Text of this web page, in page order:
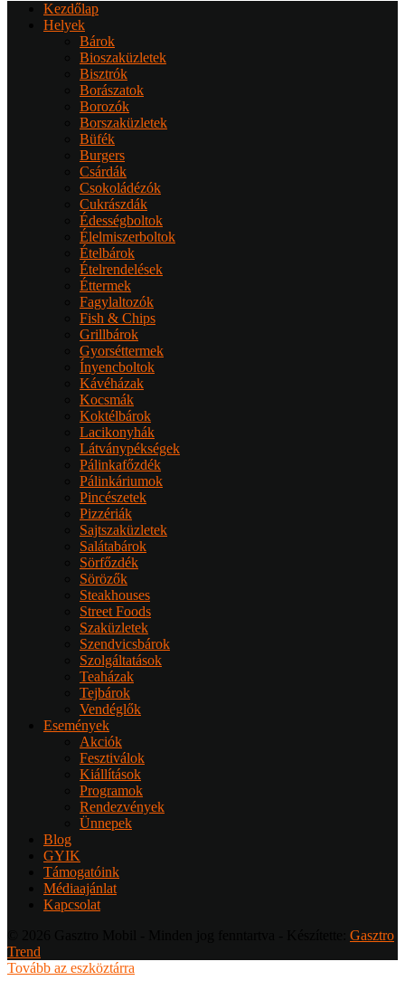
Kezdőlap
Helyek
Bárok
Bioszaküzletek
Bisztrók
Borászatok
Borozók
Borszaküzletek
Büfék
Burgers
Csárdák
Csokoládézók
Cukrászdák
Édességboltok
Élelmiszerboltok
Ételbárok
Ételrendelések
Éttermek
Fagylaltozók
Fish & Chips
Grillbárok
Gyorséttermek
Ínyencboltok
Kávéházak
Kocsmák
Koktélbárok
Lacikonyhák
Látványpékségek
Pálinkafőzdék
Pálinkáriumok
Pincészetek
Pizzériák
Sajtszaküzletek
Salátabárok
Sörfőzdék
Sörözők
Steakhouses
Street Foods
Szaküzletek
Szendvicsbárok
Szolgáltatások
Teaházak
Tejbárok
Vendéglők
Események
Akciók
Fesztiválok
Kiállítások
Programok
Rendezvények
Ünnepek
Blog
GYIK
Támogatóink
Médiaajánlat
Kapcsolat
Gasztro
Trend
Tovább az eszköztárra